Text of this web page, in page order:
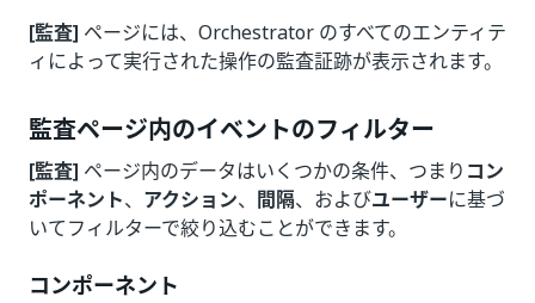
[監査] ページには、Orchestrator のすべてのエンティテ
ィによって実行された操作の監査証跡が表示されます。
監査ページ内のイベントのフィルター
[監査] ページ内のデータはいくつかの条件、つまり コン
ポーネント、 アクション、 間隔、およびユーザーに基づ
いてフィルターで絞り込むことができます。
コンポーネント